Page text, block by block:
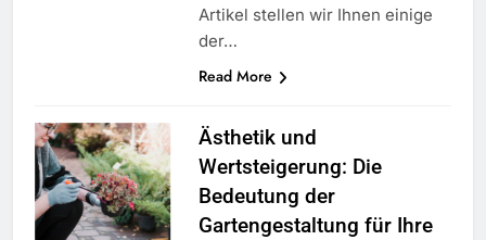
Artikel stellen wir Ihnen einige
der…
Read More
Ästhetik und
Wertsteigerung: Die
Bedeutung der
Gartengestaltung für Ihre